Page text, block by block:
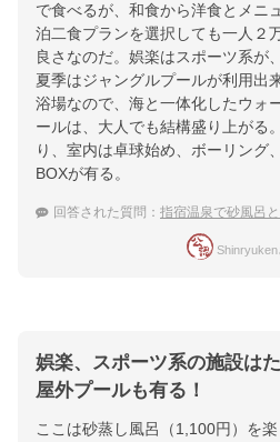
で食べるが、和食から洋食とメニ
泊二食プランを選択しても一人２
良さなのだ。娯楽はスポーツ系が
夏季はジャングルプールが利用出
浴場なので、海と一体化したウォ
ールは、大人でも結構盛り上がる
り、室内は卓球始め、ボーリング
BOXが有る。
回答された質問： 指宿温泉で砂風呂とサウナを楽
Shinryuken
娯楽、スポーツ系の施設はた
屋外プールも有る！
ここは砂蒸し風呂（1,100円）を